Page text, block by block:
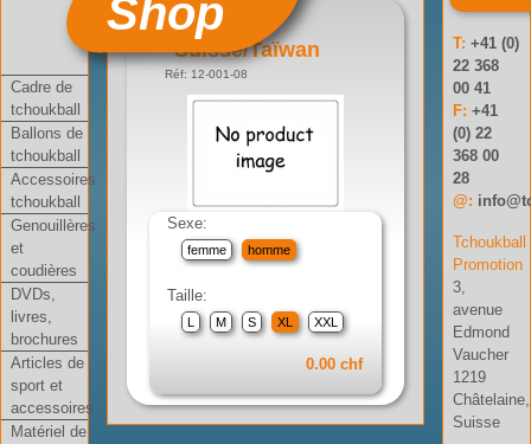
Shop
Cadre de
tchoukball
Ballons de
tchoukball
Accessoires
tchoukball
Genouillères
et
coudières
DVDs,
livres,
brochures
Articles de
sport et
accessoires
Matériel de
T-shirt
Suisse/Taïwan
Réf: 12-001-08
Sexe:
femme homme
Taille:
L M S XL XXL
0.00 chf
T:+41 (0)
22 368
00 41
F:+41
(0) 22
368 00
28
@:
Tchoukball
Promotion
3,
avenue
Edmond
Vaucher
1219
Châtelaine,
Suisse